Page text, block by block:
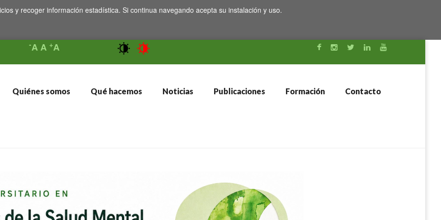
y recoger información estadística. Si continua navegando acepta su instalación y uso.
-AA +A
Quiénes somos Qué hacemos Noticias Publicaciones Formación Contacto